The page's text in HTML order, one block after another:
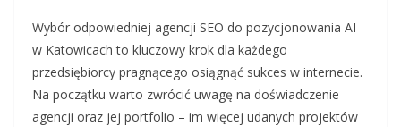
Wybór odpowiedniej agencji SEO do pozycjonowania AI
w Katowicach to kluczowy krok dla każdego
przedsiębiorcy pragnącego osiągnąć sukces w internecie.
Na początku warto zwrócić uwagę na doświadczenie
agencji oraz jej portfolio – im więcej udanych projektów